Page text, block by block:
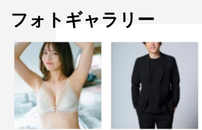
フォトギャラリー